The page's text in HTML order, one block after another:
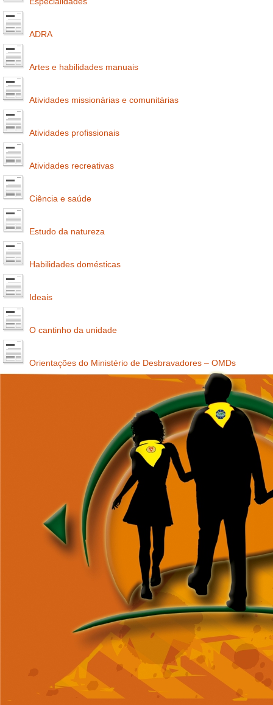
ADRA
Artes e habilidades manuais
Atividades missionárias e comunitárias
Atividades profissionais
Atividades recreativas
Ciência e saúde
Estudo da natureza
Habilidades domésticas
Ideais
O cantinho da unidade
Orientações do Ministério de Desbravadores – OMDs